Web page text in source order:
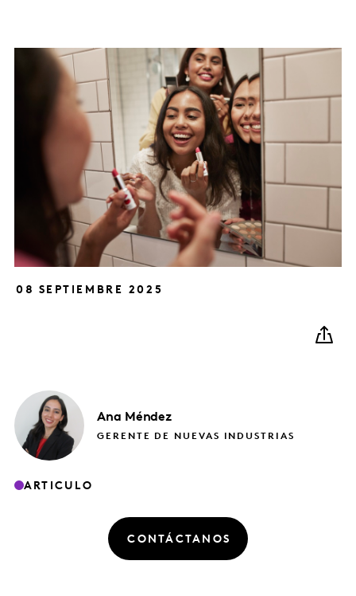
08 SEPTIEMBRE 2025
Ana Méndez
GERENTE DE NUEVAS INDUSTRIAS
ARTICULO
CONTÁCTANOS